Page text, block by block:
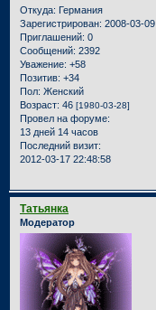
Откуда: Германия
Зарегистрирован: 2008-03-09
Приглашений: 0
Сообщений: 2392
Уважение: +58
Позитив: +34
Пол: Женский
Возраст: 46 [1980-03-28]
Провел на форуме:
13 дней 14 часов
Последний визит:
2012-03-17 22:48:58
Татьянка
Модератор